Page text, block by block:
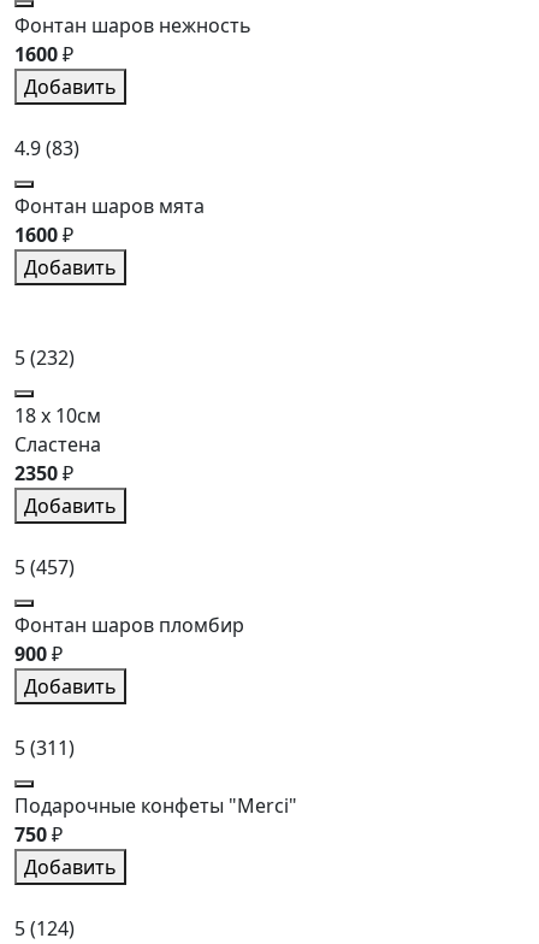
Фонтан шаров нежность
1600₽
Добавить
4.9(83)
Фонтан шаров мята
1600₽
Добавить
5(232)
18 x 10см
Сластена
2350₽
Добавить
5(457)
Фонтан шаров пломбир
900₽
Добавить
5(311)
Подарочные конфеты "Merci"
750₽
Добавить
5(124)